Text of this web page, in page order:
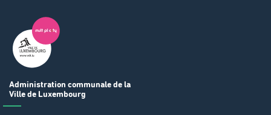
Administration communale de la
Ville de Luxembourg